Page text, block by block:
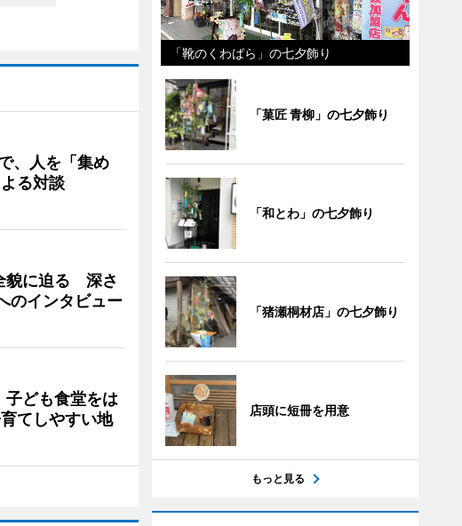
、人を「集め
る対談
貌に迫る 深さ
のインタビュー
子ども食堂をは
てしやすい地
「靴のくわばら」の七夕飾り
「菓匠 青柳」の七夕飾り
「和とわ」の七夕飾り
「猪瀬桐材店」の七夕飾り
店頭に短冊を用意
もっと見る